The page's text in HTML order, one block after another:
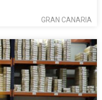
GRAN CANARIA